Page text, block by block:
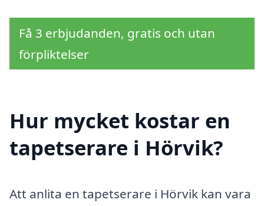
Få 3 erbjudanden, gratis och utan
förpliktelser
Hur mycket kostar en
tapetserare i Hörvik?
Att anlita en tapetserare i Hörvik kan vara